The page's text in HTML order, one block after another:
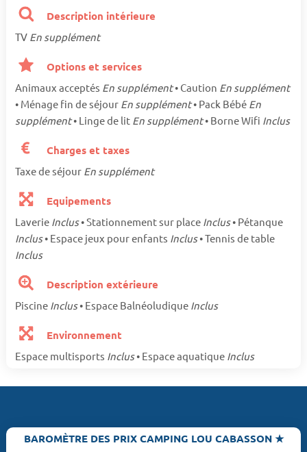
Description intérieure
TV En supplément
Options et services
Animaux acceptés En supplément• Caution En supplément
• Ménage fin de séjour En supplément• Pack Bébé En
supplément• Linge de lit En supplément• Borne Wifi Inclus
Charges et taxes
Taxe de séjour En supplément
Equipements
Laverie Inclus• Stationnement sur place Inclus• Pétanque
Inclus• Espace jeux pour enfants Inclus• Tennis de table
Inclus
Description extérieure
Piscine Inclus• Espace Balnéoludique Inclus
Environnement
Espace multisports Inclus• Espace aquatique Inclus
BAROMÈTRE DES PRIX CAMPING LOU CABASSON ★